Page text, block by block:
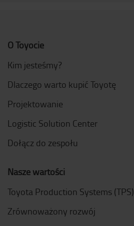
O Toyocie
Kim jesteśmy?
Dlaczego warto kupić Toyotę
Projektowanie
Logistic Solution Center
Dołącz do zespołu
Nasze wartości
Toyota Production Systems (TPS)
Zrównoważony rozwój